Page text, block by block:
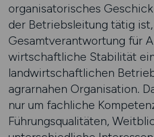
organisatorisches
der Betriebsleitung tätig
Gesamtverantwortung für
wirtschaftliche Stabilität
landwirtschaftlichen
agrarnahen Organisation.
nur um fachliche
Führungsqualitäten,